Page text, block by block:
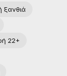
ξανθιά
22+